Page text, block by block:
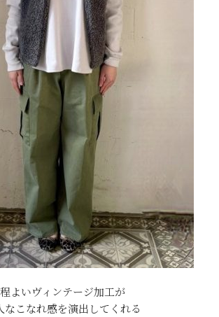
程よいヴィンテージ加工が
なこなれ感を演出してくれる